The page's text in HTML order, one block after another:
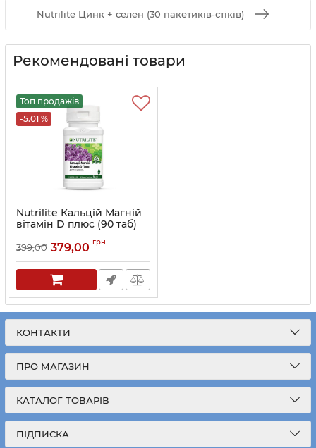
Nutrilite Цинк + селен (30 пакетиків-стіків)
Рекомендовані товари
Топ продажів
-5.01 %
Nutrilite Кальцій Магній
вітамін D плюс (90 таб)
399,00 379,00 грн
КОНТАКТИ
ПРО МАГАЗИН
КАТАЛОГ ТОВАРІВ
ПІДПИСКА